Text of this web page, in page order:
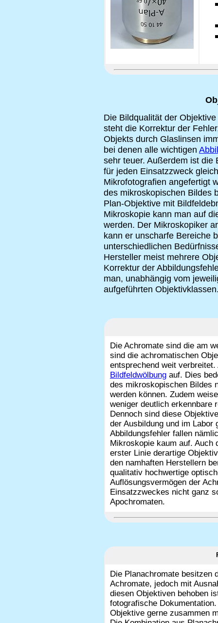
Die Bildqualität der
steht die Korrektur der
Objekts durch Glaslinsen
bei denen alle wichtigen
sehr teuer. Außerdem ist die
für jeden Einsatzzweck
Mikrofotografien angefertigt
des mikroskopischen Bildes
Plan-Objektive mit
Mikroskopie kann man auf
werden. Der Mikroskopiker
kann er unscharfe Bereiche
unterschiedlichen
Hersteller meist mehrere
Korrektur der
man, unabhängig vom
aufgeführten
Die Achromate sind die am
sind die achromatischen
entsprechend weit
Bildfeldwölbung auf. Dies
des mikroskopischen Bildes
werden können. Zudem
weniger deutlich erkennbare
Dennoch sind diese
der Ausbildung und im Labor
Abbildungsfehler fallen
Mikroskopie kaum auf.
erster Linie derartige
den namhaften Herstellern
qualitativ hochwertige
Auflösungsvermögen der
Einsatzzweckes nicht ganz
Apochromaten.
Die Planachromate besitzen
Achromate, jedoch mit
diesen Objektiven behoben
fotografische
Objektive gerne zusammen